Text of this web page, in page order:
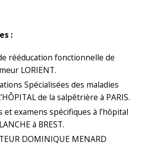
:
rééducation fonctionnelle de
LORIENT.
Spécialisées des maladies
de la salpêtrière à PARIS.
examens spécifiques à l’hôpital
à BREST.
DOMINIQUE MENARD